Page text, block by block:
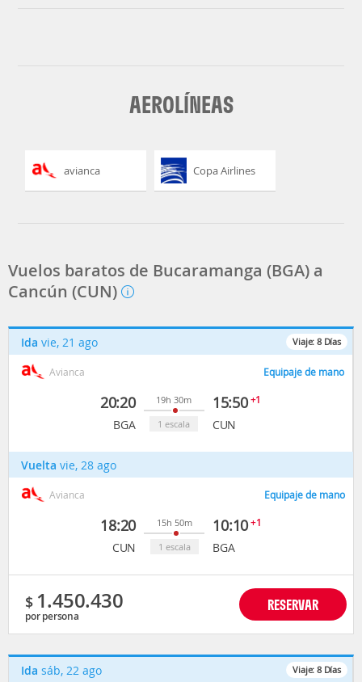
AEROLÍNEAS
avianca Copa Airlines
Vuelos baratos de Bucaramanga (BGA) a
Cancún (CUN)
Viaje: 8 Días
Ida vie, 21 ago
Avianca Equipaje de mano
20:20
BGA
19h 30m
1 escala
15:50+1
CUN
Vuelta vie, 28 ago
Avianca Equipaje de mano
18:20
CUN
15h 50m
1 escala
10:10+1
BGA
$ 1.450.430
por persona
RESERVAR
Viaje: 8 Días
Ida sáb, 22 ago